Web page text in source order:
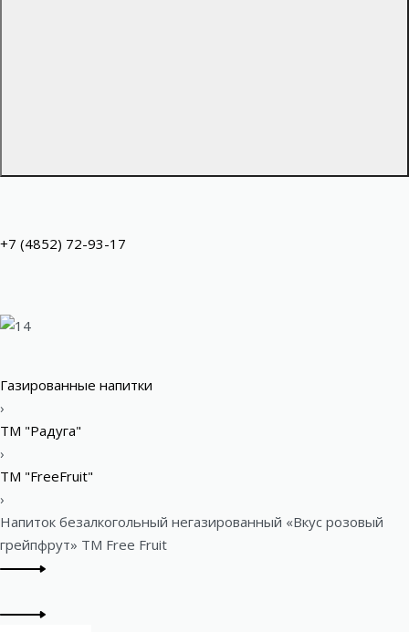
+7 (4852) 72-93-17
Газированные напитки
›
ТМ "Радуга"
›
ТМ "FreeFruit"
›
Напиток безалкогольный негазированный «Вкус розовый
грейпфрут» ТМ Free Fruit
P
r
product: